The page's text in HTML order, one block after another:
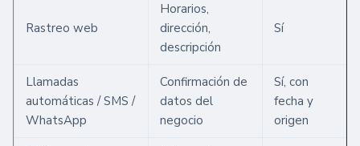
Rastreo web
Horarios,
dirección,
descripción
Sí
Llamadas
automáticas / SMS /
WhatsApp
Confirmación de
datos del
negocio
Sí, con
fecha y
origen